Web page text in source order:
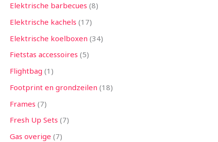
Elektrische barbecues 8
Elektrische kachels 17
Elektrische koelboxen 34
Fietstas accessoires 5
Flightbag 1
Footprint en grondzeilen 18
Frames 7
Fresh Up Sets 7
Gas overige 7